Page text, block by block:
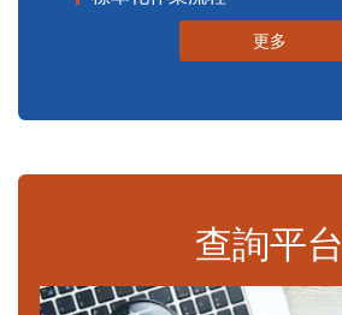
更多
查詢平台